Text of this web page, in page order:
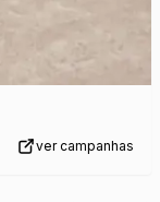
ver campanhas